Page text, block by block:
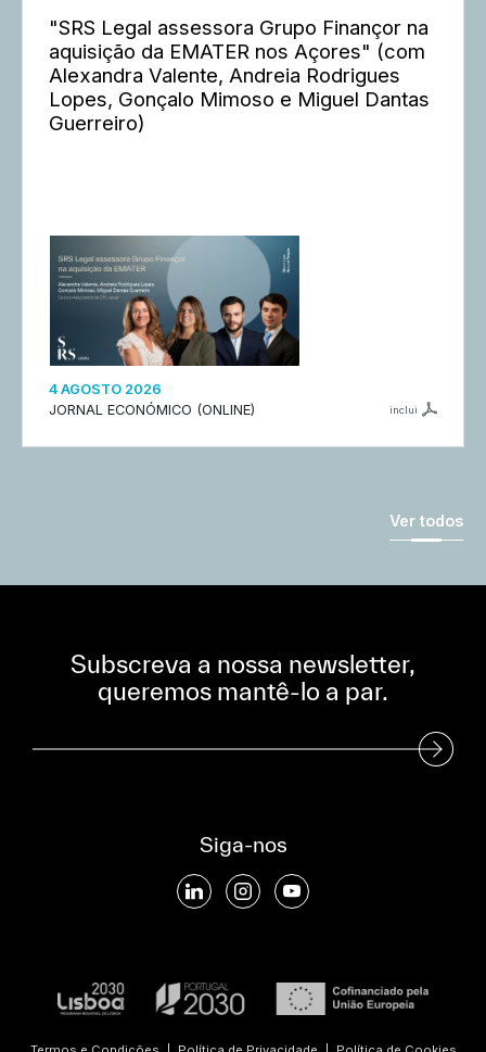
"SRS Legal assessora Grupo Finançor na
aquisição da EMATER nos Açores" (com
Alexandra Valente, Andreia Rodrigues
Lopes, Gonçalo Mimoso e Miguel Dantas
Guerreiro)
4 AGOSTO 2026
JORNAL ECONÓMICO (ONLINE)
inclui
Ver todos
Subscreva a nossa newsletter,
queremos mantê-lo a par.
Subscreva a nossa Newsletter
Siga-nos